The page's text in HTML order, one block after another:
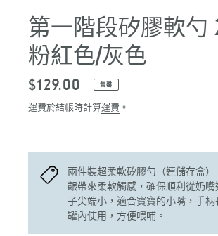
第一階段矽膠軟勺
粉紅色/灰色
定
價
$129.00 售罄
運費於結帳時計算運費 。
兩件裝超柔軟矽膠勺（連儲存盒
齦帶來柔軟觸感，確保順利從奶
子尖端小，適合寶寶的小嘴，手
罐內使用，方便喂哺。